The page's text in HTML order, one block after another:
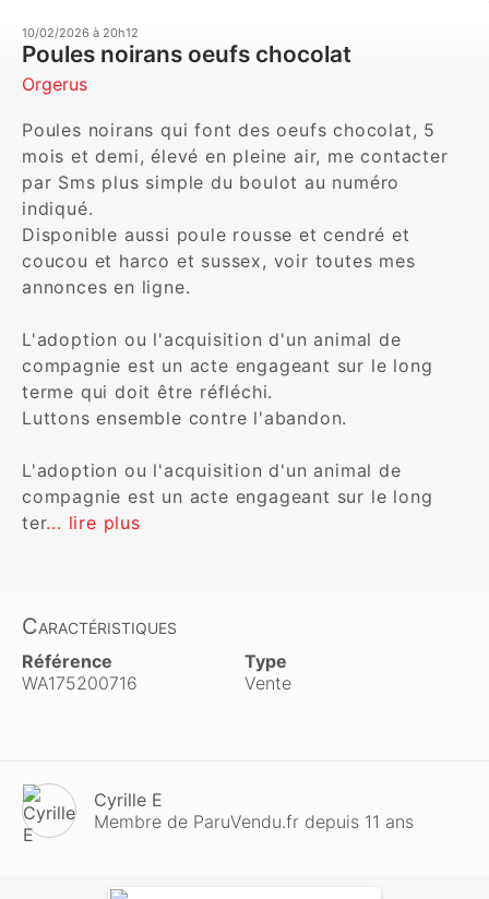
10/02/2026 à 20h12
Poules noirans oeufs chocolat
Orgerus
Poules noirans qui font des oeufs chocolat, 5
mois et demi, élevé en pleine air, me contacter
par Sms plus simple du boulot au numéro
indiqué.
Disponible aussi poule rousse et cendré et
coucou et harco et sussex, voir toutes mes
annonces en ligne.
L'adoption ou l'acquisition d'un animal de
compagnie est un acte engageant sur le long
terme qui doit être réfléchi.
Luttons ensemble contre l'abandon.
L'adoption ou l'acquisition d'un animal de
compagnie est un acte engageant sur le long
ter... lire plus
Caractéristiques
Référence
WA175200716
Type
Vente
Cyrille E
Membre de ParuVendu.fr depuis 11 ans